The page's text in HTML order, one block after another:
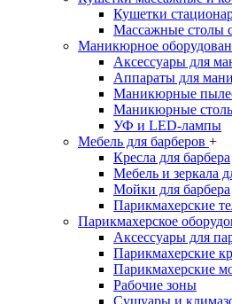
Кушетки
Массажные столы
Маникюрное
Аксессуары для
Аппараты для
Маникюрные
Маникюрные
УФ и LED-лампы
Мебель для барберов +
Кресла для барбера
Мебель и зеркала
Мойки для барбера
Парикмахерские
Парикмахерское
Аксессуары для
Парикмахерские
Парикмахерские
Рабочие зоны
Сушуары и